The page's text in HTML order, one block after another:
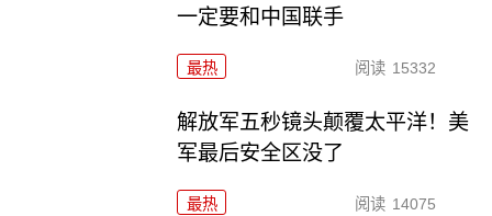
一定要和中国联手
最热 阅读 15332
解放军五秒镜头颠覆太平洋！美
军最后安全区没了
最热 阅读 14075